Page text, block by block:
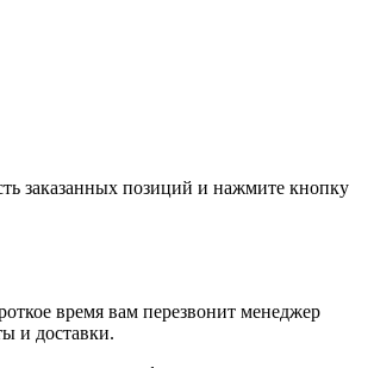
заказанных позиций и нажмите кнопку
время вам перезвонит менеджер
и доставки.